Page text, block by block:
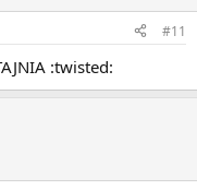
#11
:twisted: